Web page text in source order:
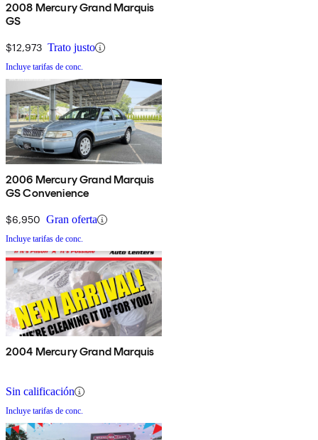
2008 Mercury Grand Marquis
GS
$12,973 Trato justo
Incluye tarifas de conc.
2006 Mercury Grand Marquis
GS Convenience
$6,950 Gran oferta
Incluye tarifas de conc.
2004 Mercury Grand Marquis
Sin calificación
Incluye tarifas de conc.